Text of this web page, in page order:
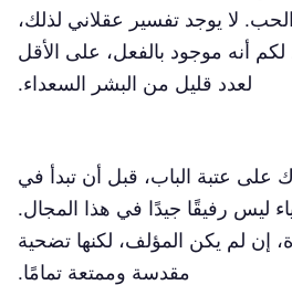
لا يوجد تفسير عقلاني لذلك،
أنه موجود بالفعل، على الأقل
لعدد قليل من البشر السعداء.
عتبة الباب، قبل أن تبدأ في
ليس رفيقًا جيدًا في هذا المجال.
إن لم يكن المؤلف، لكنها تضحية
مقدسة وممتعة تمامًا.